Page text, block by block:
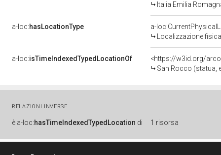
Italia Emilia
a-loc:hasLocationType
a-
Localizzazione
a-loc:isTimeIndexedTypedLocationOf
<https://w3id.org/
San Rocco (statua,
RELAZIONI INVERSE
è a-loc:hasTimeIndexedTypedLocation di 1 risorsa